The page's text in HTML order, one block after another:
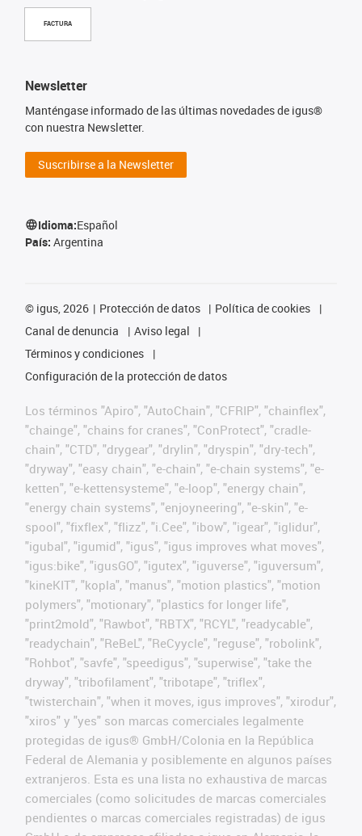
FACTURA
Newsletter
Manténgase informado de las últimas novedades de igus®
con nuestra Newsletter.
Suscribirse a la Newsletter
Idioma:Español
País: Argentina
© igus, 2026 Protección de datos
Política de cookies
Canal de denuncia
Aviso legal
Términos y condiciones
Configuración de la protección de datos
Los términos "Apiro", "AutoChain", "CFRIP", "chainflex",
"chainge", "chains for cranes", "ConProtect", "cradle-
chain", "CTD", "drygear", "drylin", "dryspin", "dry-tech",
"dryway", "easy chain", "e-chain", "e-chain systems", "e-
ketten", "e-kettensysteme", "e-loop", "energy chain",
"energy chain systems", "enjoyneering", "e-skin", "e-
spool", "fixflex", "flizz", "i.Cee", "ibow", "igear", "iglidur",
"igubal", "igumid", "igus", "igus improves what moves",
"igus:bike", "igusGO", "igutex", "iguverse", "iguversum",
"kineKIT", "kopla", "manus", "motion plastics", "motion
polymers", "motionary", "plastics for longer life",
"print2mold", "Rawbot", "RBTX", "RCYL", "readycable",
"readychain", "ReBeL", "ReCyycle", "reguse", "robolink",
"Rohbot", "savfe", "speedigus", "superwise", "take the
dryway", "tribofilament", "tribotape", "triflex",
"twisterchain", "when it moves, igus improves", "xirodur",
"xiros" y "yes" son marcas comerciales legalmente
protegidas de igus® GmbH/Colonia en la República
Federal de Alemania y posiblemente en algunos países
extranjeros. Esta es una lista no exhaustiva de marcas
comerciales (como solicitudes de marcas comerciales
pendientes o marcas comerciales registradas) de igus